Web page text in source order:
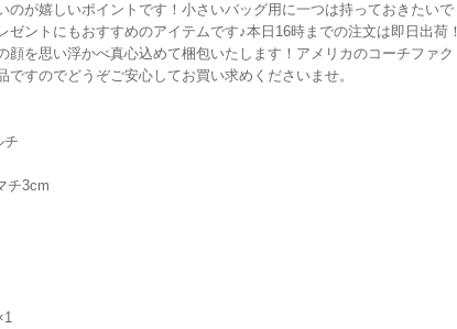
のが嬉しいポイントです！小さいバッグ用に一つは持っておきたいで
ントにもおすすめのアイテムです♪本日16時までの注文は即日出荷！
顔を思い浮かべ真心込めて梱包いたします！アメリカのコーチファク
ですのでどうぞご安心してお買い求めくださいませ。
チ
チ3cm